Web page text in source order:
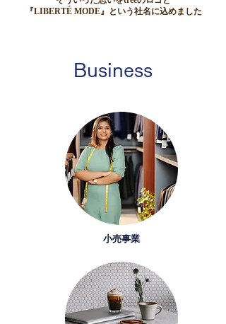
『LIBERTÉ MODE』という社名に込めました
Business
​小売事業